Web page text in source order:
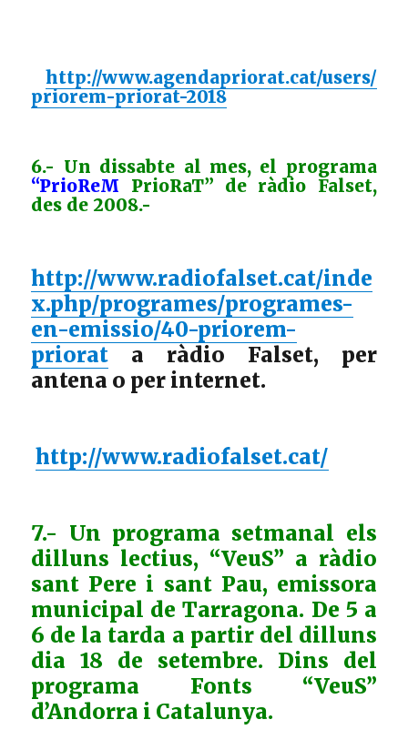
http://www.agendapriorat.cat/users/
priorem-priorat-2018
6.- Un dissabte al mes, el programa
“PrioReM PrioRaT” de ràdio Falset,
des de 2008.-
http://www.radiofalset.cat/inde
x.php/programes/programes-
en-emissio/40-priorem-
priorat a ràdio Falset, per
antena o per internet.
http://www.radiofalset.cat/
7.- Un programa setmanal els
dilluns lectius, “VeuS” a ràdio
sant Pere i sant Pau, emissora
municipal de Tarragona. De 5 a
6 de la tarda a partir del dilluns
dia 18 de setembre. Dins del
programa Fonts “VeuS”
d’Andorra i Catalunya.